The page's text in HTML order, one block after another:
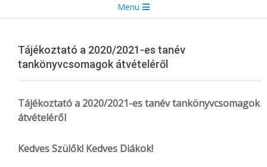
Menu
Tájékoztató a 2020/2021-es tanév
tankönyvcsomagok átvételéről
Tájékoztatóa 2020/2021-estanévtankönyvcsomagok
átvételéről
KedvesSzülők! Kedves Diákok!